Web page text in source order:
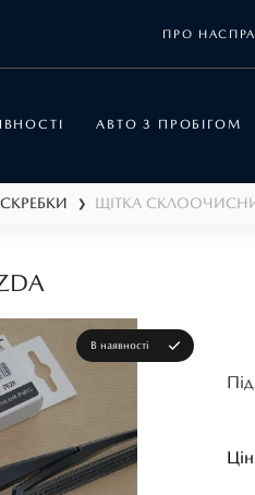
ПРО НАС
АВТО З ПРОБІГОМ
❯ ЩІТКА
В наявності